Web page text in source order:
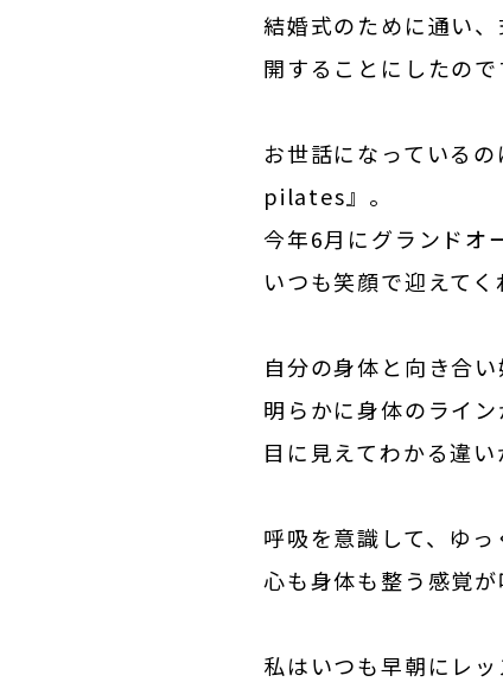
結婚式のために通い
開することにしたので
お世話になっている
pilates 』。
今年6月にグランドオ
いつも笑顔で迎えて
自分の身体と向き合い
明らかに身体のライン
目に見えてわかる違
呼吸を意識して、ゆ
心も身体も整う感覚が
私はいつも早朝にレ